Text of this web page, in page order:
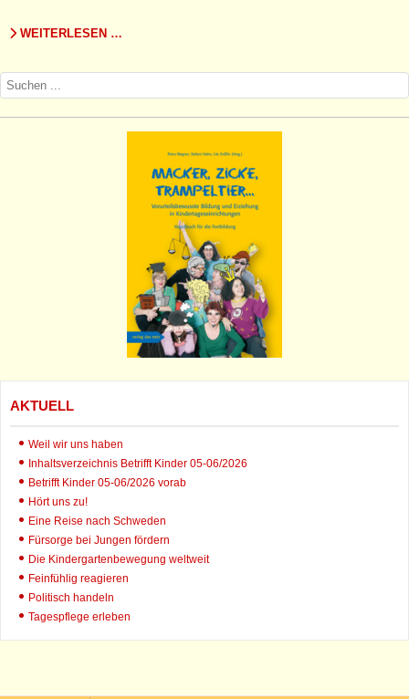
WEITERLESEN …
AKTUELL
Weil wir uns haben
Inhaltsverzeichnis Betrifft Kinder 05-06/2026
Betrifft Kinder 05-06/2026 vorab
Hört uns zu!
Eine Reise nach Schweden
Fürsorge bei Jungen fördern
Die Kindergartenbewegung weltweit
Feinfühlig reagieren
Politisch handeln
Tagespflege erleben